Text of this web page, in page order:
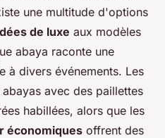
une multitude d'options
de luxe aux modèles
abaya raconte une
à divers événements. Les
avec des paillettes
habillées, alors que les
économiques offrent des